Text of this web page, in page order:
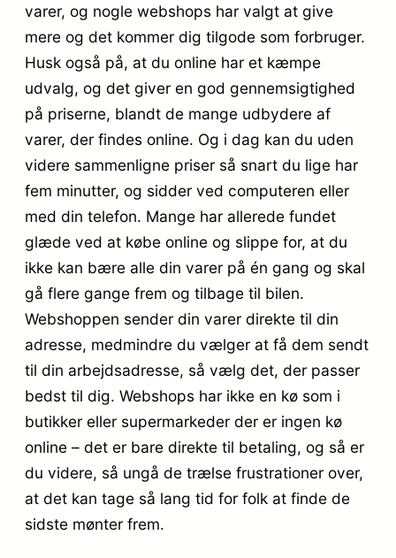
varer, og nogle webshops har valgt at give
mere og det kommer dig tilgode som forbruger.
Husk også på, at du online har et kæmpe
udvalg, og det giver en god gennemsigtighed
på priserne, blandt de mange udbydere af
varer, der findes online. Og i dag kan du uden
videre sammenligne priser så snart du lige har
fem minutter, og sidder ved computeren eller
med din telefon. Mange har allerede fundet
glæde ved at købe online og slippe for, at du
ikke kan bære alle din varer på én gang og skal
gå flere gange frem og tilbage til bilen.
Webshoppen sender din varer direkte til din
adresse, medmindre du vælger at få dem sendt
til din arbejdsadresse, så vælg det, der passer
bedst til dig. Webshops har ikke en kø som i
butikker eller supermarkeder der er ingen kø
online – det er bare direkte til betaling, og så er
du videre, så ungå de trælse frustrationer over,
at det kan tage så lang tid for folk at finde de
sidste mønter frem.